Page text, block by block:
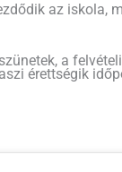
az iskola,
a
érettségik